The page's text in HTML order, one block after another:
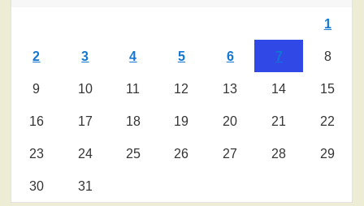
1
2 3 4 5 6 7 8
9 10 11 12 13 14 15
16 17 18 19 20 21 22
23 24 25 26 27 28 29
30 31